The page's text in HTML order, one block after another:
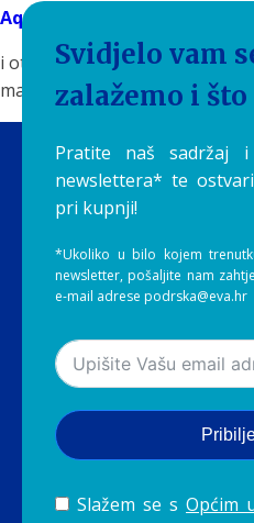
Aquilia.hr
i otkrijte proizvode koji
male trenutke uživanja.
Svidjelo vam
zalažemo i
Pratite naš sadržaj
newslettera* te
pri kupnji!
*Ukoliko u bilo kojem
newsletter, pošaljite nam
e-mail adrese podrska@eva.hr
Slažem se s Općim